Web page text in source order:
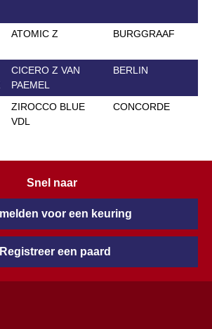
ATOMIC Z BURGGRAAF
CICERO Z VAN
PAEMEL
BERLIN
ZIROCCO BLUE
VDL
CONCORDE
Snel naar
voor een keuring
Registreer een paard